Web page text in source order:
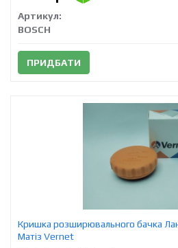
Артикул:
BOSCH
ПРИДБАТИ
Кришка розширювального бачка
Матіз Vernet